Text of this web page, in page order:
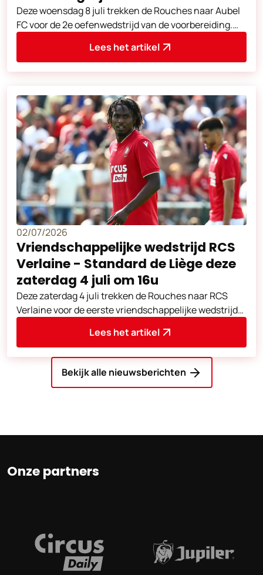
Deze woensdag 8 juli trekken de Rouches naar Aubel
FC voor de 2e oefenwedstrijd van de voorbereiding.
Lees het artikel
02/07/2026
Vriendschappelijke wedstrijd RCS
Verlaine - Standard de Liège deze
zaterdag 4 juli om 16u
Deze zaterdag 4 juli trekken de Rouches naar RCS
Verlaine voor de eerste vriendschappelijke wedstrijd
Lees het artikel
Bekijk alle nieuwsberichten
Onze partners